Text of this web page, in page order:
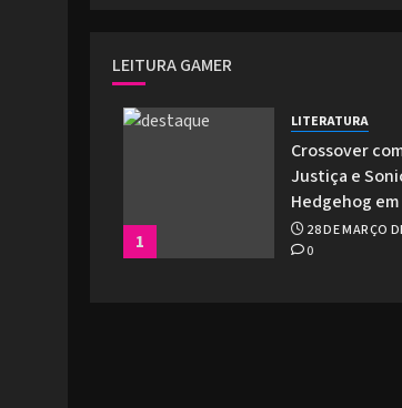
LEITURA GAMER
1
LITERATURA
Crossover
Justiça e
Hedgehog
28 DE MARÇO
0